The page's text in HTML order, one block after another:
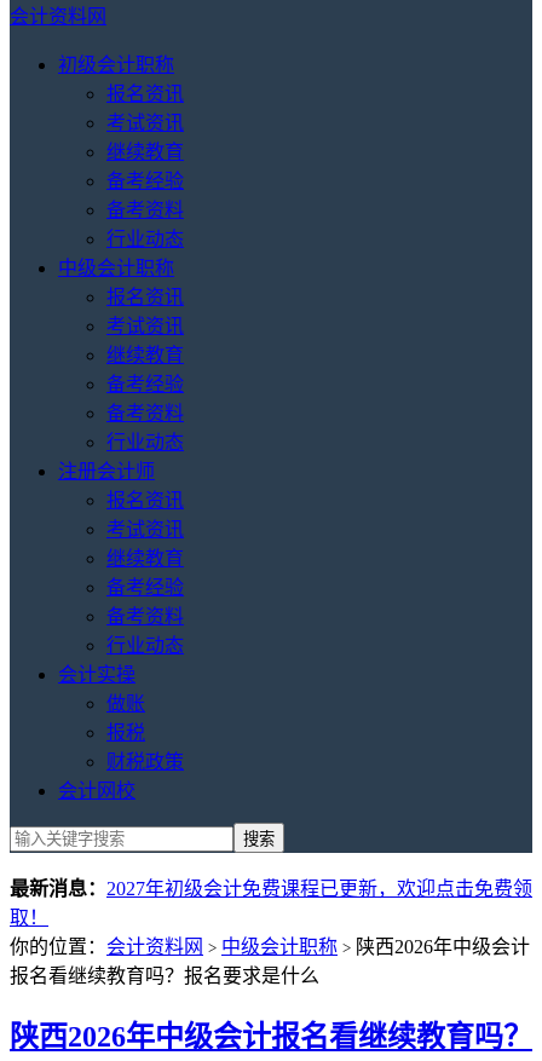
会计资料网
初级会计职称
报名资讯
考试资讯
继续教育
备考经验
备考资料
行业动态
中级会计职称
报名资讯
考试资讯
继续教育
备考经验
备考资料
行业动态
注册会计师
报名资讯
考试资讯
继续教育
备考经验
备考资料
行业动态
会计实操
做账
报税
财税政策
会计网校
最新消息： 2027年初级会计免费课程已更新，欢迎点击免费领
取！
你的位置： 会计资料网 > 中级会计职称 > 陕西2026年中级会计
报名看继续教育吗？报名要求是什么
陕西2026年中级会计报名看继续教育吗？